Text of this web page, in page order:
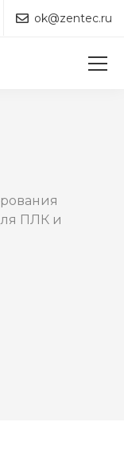
ok@zentec.ru
ПЛК и